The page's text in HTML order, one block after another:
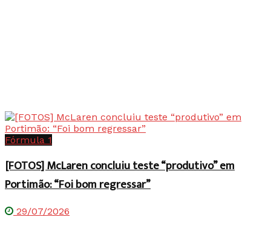
Fórmula 1
[FOTOS] McLaren concluiu teste “produtivo” em
Portimão: “Foi bom regressar”
29/07/2026